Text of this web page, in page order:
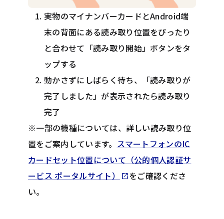
実物のマイナンバーカードとAndroid端
末の背面にある読み取り位置をぴったり
と合わせて「読み取り開始」ボタンをタ
ップする
動かさずにしばらく待ち、「読み取りが
完了しました」が表示されたら読み取り
完了
※一部の機種については、詳しい読み取り位
置をご案内しています。 スマートフォンのIC
カードセット位置について（公的個人認証サ
ービス ポータルサイト）
open_in_newOpens in new tab
をご確認くださ
い。